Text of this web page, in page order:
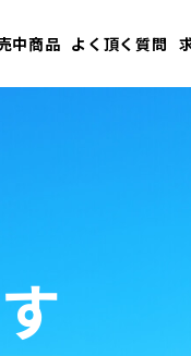
中商品 よく頂く質問